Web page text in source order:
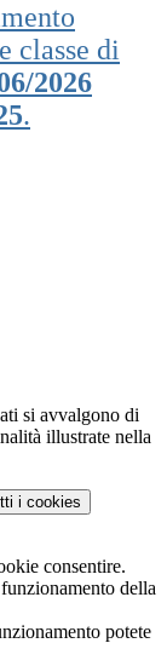
classe di
2026
.
si avvalgono di
illustrate nella
i cookies
consentire.
della
potete